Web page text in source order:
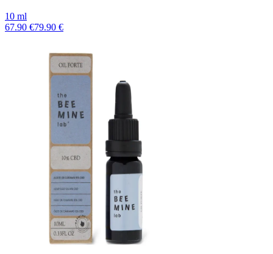
10 ml
67.90 €79.90 €